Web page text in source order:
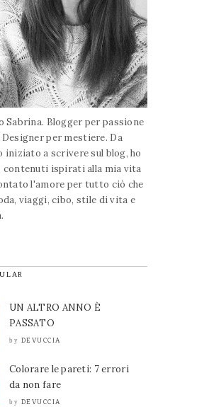
Sabrina. Blogger per passione
Designer per mestiere. Da
iniziato a scrivere sul blog, ho
contenuti ispirati alla mia vita
l'amore per tutto ciò che
viaggi, cibo, stile di vita e
UN ALTRO ANNO È
PASSATO
by DEVUCCIA
Colorare le pareti: 7 errori
da non fare
by DEVUCCIA